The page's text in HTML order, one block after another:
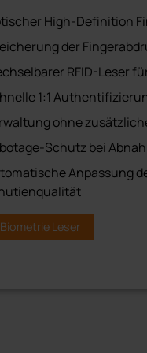
Cover für
Keypad-Leser
High-Definition
der
RFID-Leser
1:1
ohne
Schutz bei
Anpassung
Leser